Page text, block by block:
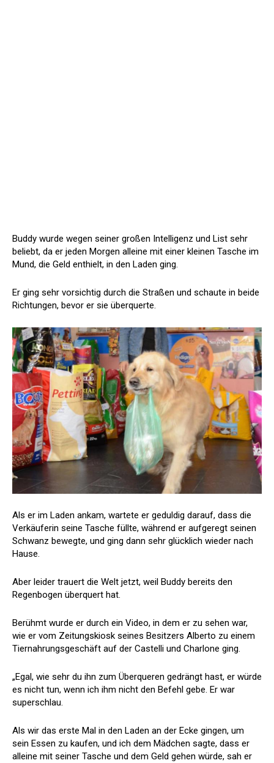
Buddy wurde wegen seiner großen Intelligenz und List sehr
beliebt, da er jeden Morgen alleine mit einer kleinen Tasche im
Mund, die Geld enthielt, in den Laden ging.
Er ging sehr vorsichtig durch die Straßen und schaute in beide
Richtungen, bevor er sie überquerte.
Als er im Laden ankam, wartete er geduldig darauf, dass die
Verkäuferin seine Tasche füllte, während er aufgeregt seinen
Schwanz bewegte, und ging dann sehr glücklich wieder nach
Hause.
Aber leider trauert die Welt jetzt, weil Buddy bereits den
Regenbogen überquert hat.
Berühmt wurde er durch ein Video, in dem er zu sehen war,
wie er vom Zeitungskiosk seines Besitzers Alberto zu einem
Tiernahrungsgeschäft auf der Castelli und Charlone ging.
„Egal, wie sehr du ihn zum Überqueren gedrängt hast, er würde
es nicht tun, wenn ich ihm nicht den Befehl gebe. Er war
superschlau.
Als wir das erste Mal in den Laden an der Ecke gingen, um
sein Essen zu kaufen, und ich dem Mädchen sagte, dass er
alleine mit seiner Tasche und dem Geld gehen würde, sah er